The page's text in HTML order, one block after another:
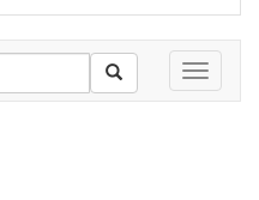
Toggle